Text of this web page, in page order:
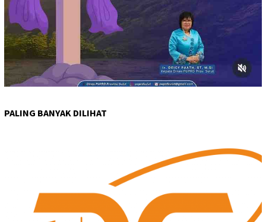
PALING BANYAK DILIHAT